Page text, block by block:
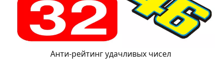
Анти-рейтинг удачливых чисел